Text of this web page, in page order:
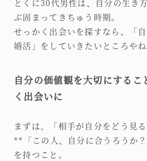
とくに30代男性は、自分の生き
ぶ固まってきちゅう時期。
せっかく出会いを探すなら、「
婚活」をしていきたいところやね
自分の価値観を大切にするこ
く出会いに
まずは、「相手が自分をどう見る
**「この人、自分に合うろうか
を持つこと。